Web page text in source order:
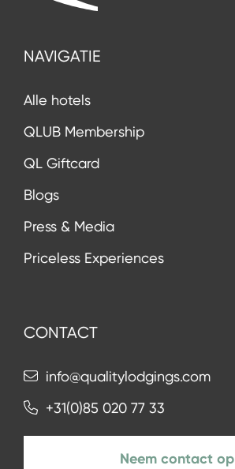
NAVIGATIE
Alle hotels
QLUB Membership
QL Giftcard
Blogs
Press & Media
Priceless Experiences
CONTACT
info@qualitylodgings.com
+31(0)85 020 77 33
Neem contact op